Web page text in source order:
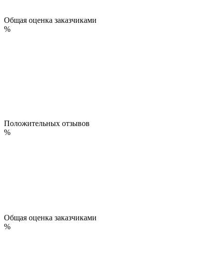
Общая оценка заказчиками
%
Положительных отзывов
%
Общая оценка заказчиками
%